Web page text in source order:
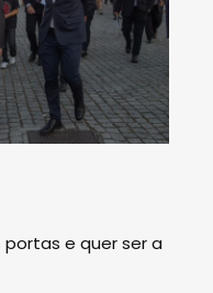
portas e quer ser a